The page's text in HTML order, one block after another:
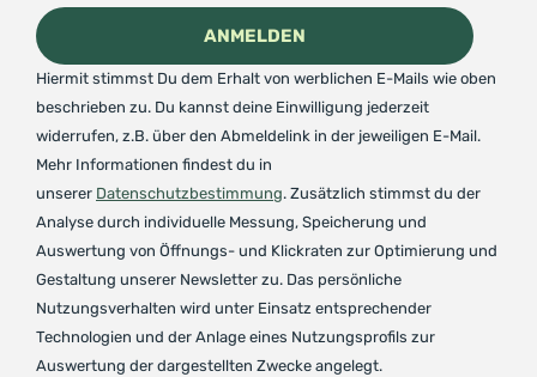
Hiermit stimmst Du dem Erhalt von werblichen E-Mails wie oben
beschrieben zu. Du kannst deine Einwilligung jederzeit
widerrufen, z.B. über den Abmeldelink in der jeweiligen E-Mail.
Mehr Informationen findest du in
unserer Datenschutzbestimmung. Zusätzlich stimmst du der
Analyse durch individuelle Messung, Speicherung und
Auswertung von Öffnungs- und Klickraten zur Optimierung und
Gestaltung unserer Newsletter zu. Das persönliche
Nutzungsverhalten wird unter Einsatz entsprechender
Technologien und der Anlage eines Nutzungsprofils zur
Auswertung der dargestellten Zwecke angelegt.